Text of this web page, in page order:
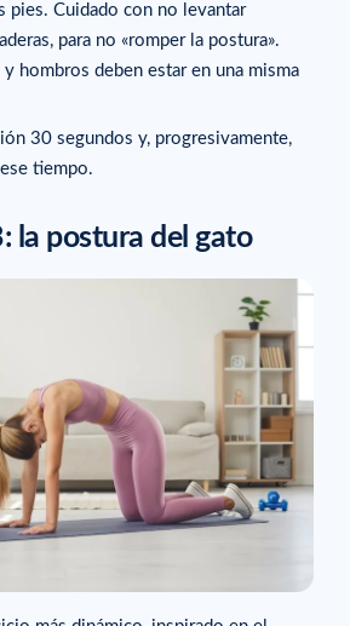
pies. Cuidado con no levantar
para no «romper la postura».
y hombros deben estar en una misma
30 segundos y, progresivamente,
tiempo.
la postura del gato